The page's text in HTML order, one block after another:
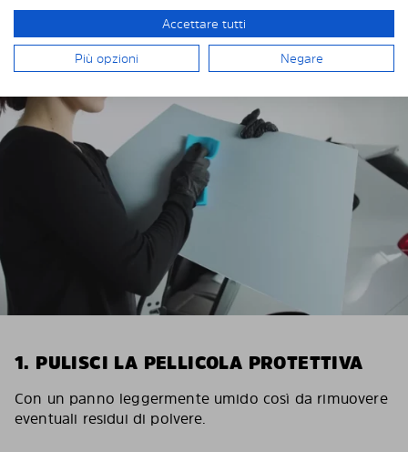
INSTALLAZIONE DI SOLARPLEXIUS
1. PULISCI LA PELLICOLA PROTETTIVA
Con un panno leggermente umido così da rimuovere
eventuali residui di polvere.
Accettare tutti
Più opzioni Negare